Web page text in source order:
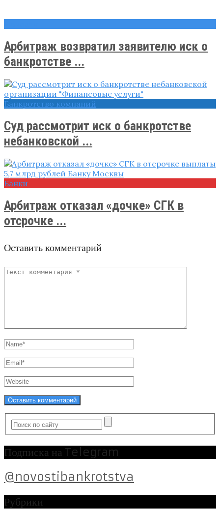
Арбитраж возвратил заявителю иск о
банкротстве ...
Банкротство компаний
Суд рассмотрит иск о банкротстве
небанковской ...
Банки
Арбитраж отказал «дочке» СГК в
отсрочке ...
Оставить комментарий
Подписка на Telegram
@novostibankrotstva
Рубрики